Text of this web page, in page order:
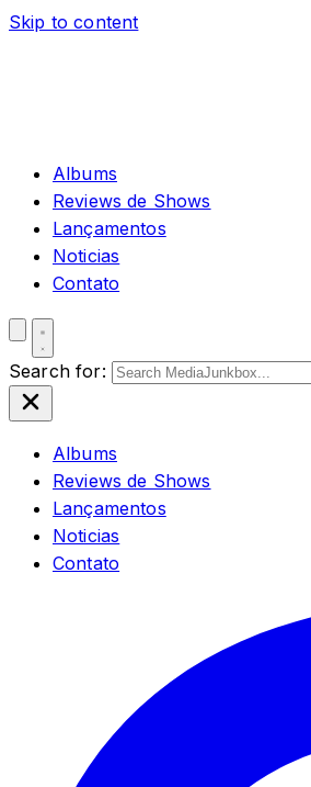
Skip to content
Albums
Reviews de Shows
Lançamentos
Noticias
Contato
Search for:
Albums
Reviews de Shows
Lançamentos
Noticias
Contato